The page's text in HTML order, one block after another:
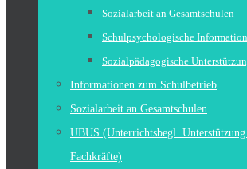
Sozialarbeit an Gesamtschulen
Schulpsychologische
Sozialpädagogische
Informationen zum Schulbetrieb
Sozialarbeit an Gesamtschulen
UBUS (Unterrichtsbegl. Unterstützung
Fachkräfte)